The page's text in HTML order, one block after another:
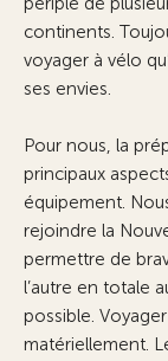
continents.
voyager à vélo
ses envies.
Pour nous, la
principaux
équipement.
rejoindre la
permettre de
l’autre en totale
possible.
matériellement.